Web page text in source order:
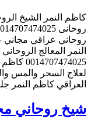
كاظم النمر الشيخ
النمر المعالج
العراقي كاظم النمر
شيخ روحاني